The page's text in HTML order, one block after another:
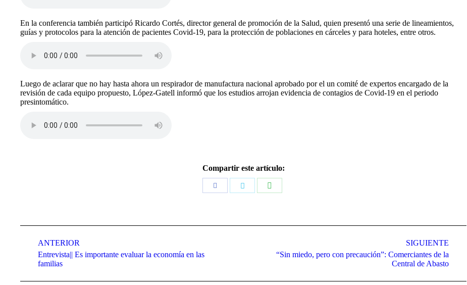
En la conferencia también participó Ricardo Cortés, director general de promoción de la Salud, quien presentó una serie de lineamientos,
guías y protocolos para la atención de pacientes Covid-19, para la protección de poblaciones en cárceles y para hoteles, entre otros.
Luego de aclarar que no hay hasta ahora un respirador de manufactura nacional aprobado por el un comité de expertos encargado de la
revisión de cada equipo propuesto, López-Gatell informó que los estudios arrojan evidencia de contagios de Covid-19 en el periodo
presintomático.
Compartir este artículo:
Compartir
entre
publicaciones
ANTERIOR
Publicación
anterior:
Entrevista|| Es importante evaluar la economía en las
familias
SIGUIENTE
Publicación
“Sin miedo, pero con precaución”: Comerciantes de la
Central de Abasto